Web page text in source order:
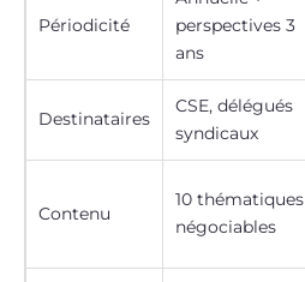
Périodicité
perspectives 3
ans
Destinataires
CSE, délégués
syndicaux
Contenu
10 thématiques
négociables